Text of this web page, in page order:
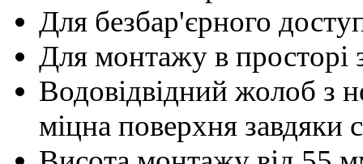
Для безбар'єрного
Для монтажу в
Водовідвідний жолоб з
міцна поверхня завдяки